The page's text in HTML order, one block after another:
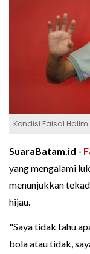
Kondisi Faisal
SuaraBatam.id -
yang mengalami
menunjukkan
hijau.
"Saya tidak tahu
bola atau tidak,